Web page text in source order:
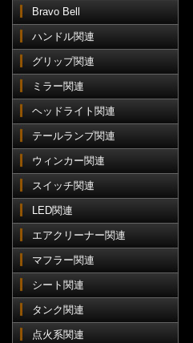
Bravo Bell
ハンドル関連
グリップ関連
ミラー関連
ヘッドライト関連
テールランプ関連
ウィンカー関連
スイッチ関連
LED関連
エアクリーナー関連
マフラー関連
シート関連
タンク関連
点火系関連